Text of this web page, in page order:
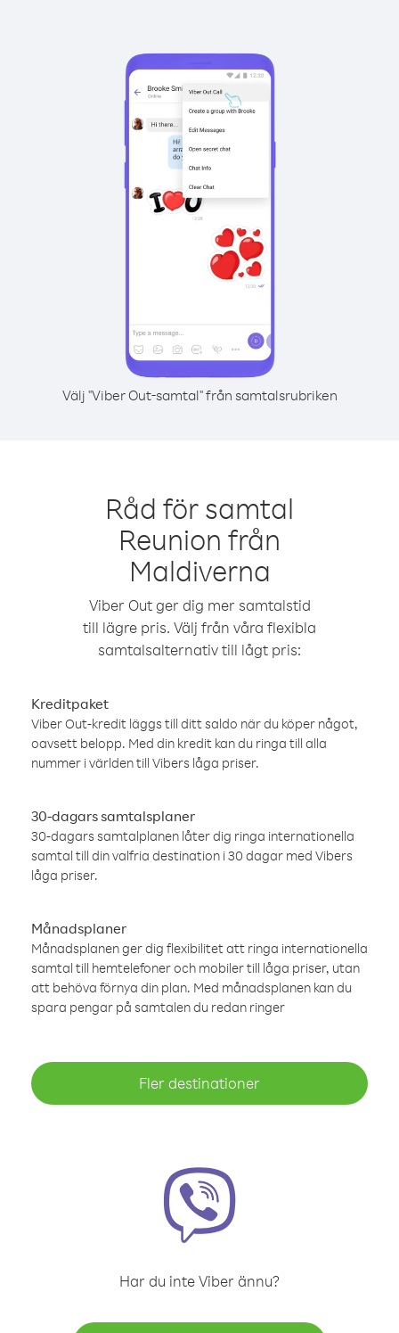
Välj "Viber Out-samtal" från samtalsrubriken
Råd för samtal
Reunion från
Maldiverna
Viber Out ger dig mer samtalstid
till lägre pris. Välj från våra flexibla
samtalsalternativ till lågt pris:
Kreditpaket
Viber Out-kredit läggs till ditt saldo när du köper något,
oavsett belopp. Med din kredit kan du ringa till alla
nummer i världen till Vibers låga priser.
30-dagars samtalsplaner
30-dagars samtalplanen låter dig ringa internationella
samtal till din valfria destination i 30 dagar med Vibers
låga priser.
Månadsplaner
Månadsplanen ger dig flexibilitet att ringa internationella
samtal till hemtelefoner och mobiler till låga priser, utan
att behöva förnya din plan. Med månadsplanen kan du
spara pengar på samtalen du redan ringer
Fler destinationer
Har du inte Viber ännu?